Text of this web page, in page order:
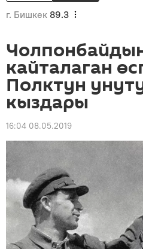
г. Бишкек 89.3
кайталаган
Полктун
кыздары
16:04 08.05.2019